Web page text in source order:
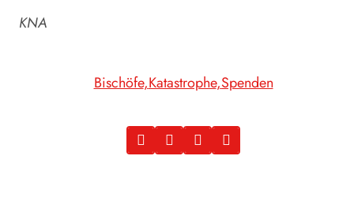
KNA
Bischöfe Katastrophe Spenden